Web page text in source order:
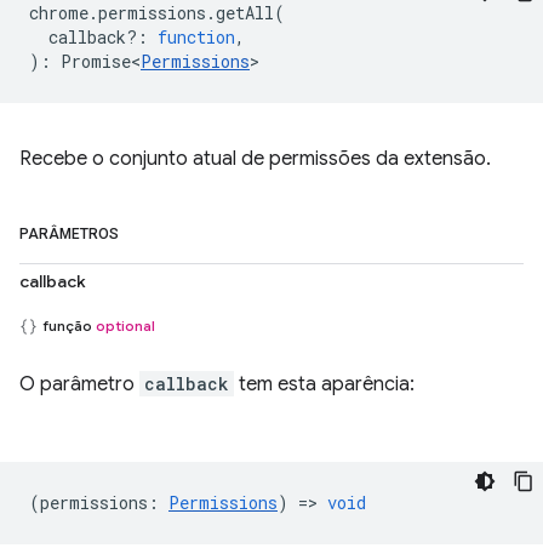
chrome.permissions .getAll(
callback? : function,
) : Promise<Permissions>
Recebe o conjunto atual de permissões da extensão.
PARÂMETROS
callback
função optional
O parâmetro callback tem esta aparência:
(permissions : Permissions) => void